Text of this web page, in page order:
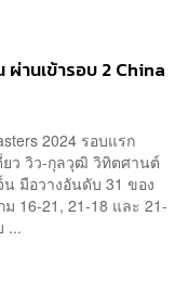
านเข้ารอบ 2 China
2024 รอบแรก
ยว วิว-กุลวุฒิ วิทิตศานต์
น มือวางอันดับ 31 ของ
16-21, 21-18 และ 21-
...